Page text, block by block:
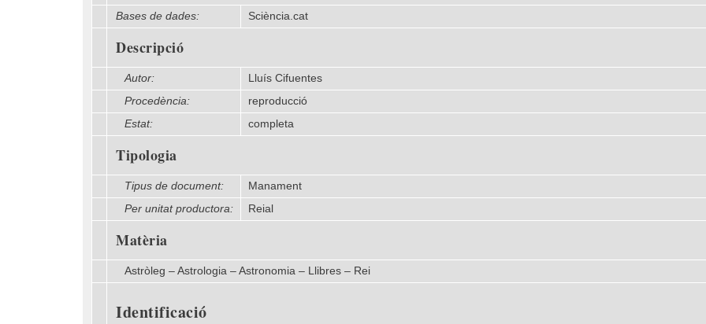
Bases de dades: Sciència.cat
Descripció
Autor:
Lluís Cifuentes
Procedència:
reproducció
Estat:
completa
Tipologia
Tipus de document:
Manament
Per unitat productora:
Reial
Matèria
Astròleg – Astrologia – Astronomia – Llibres – Rei
Identificació